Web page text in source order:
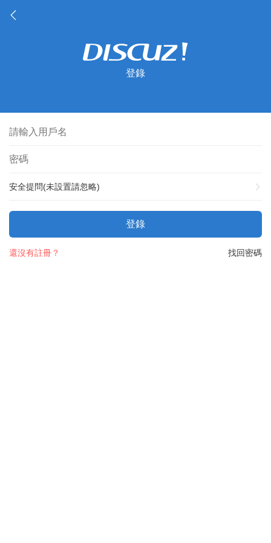
登錄
安全提問(未設置請忽略)
登錄
找回密碼
還沒有註冊？